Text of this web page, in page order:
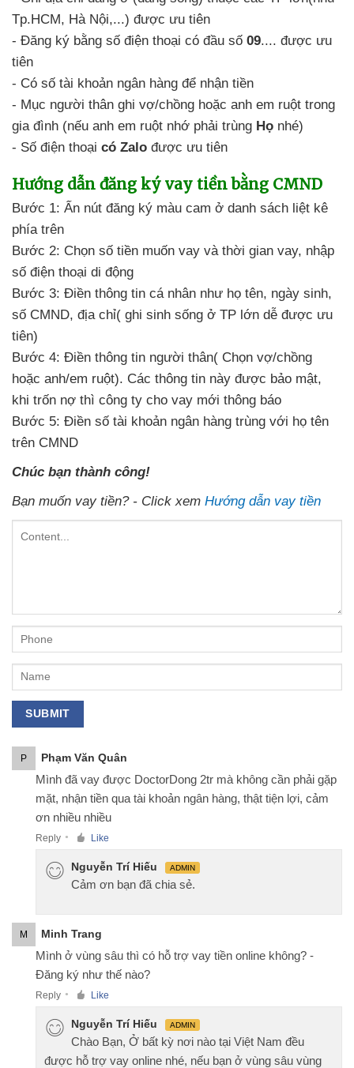
Tp.HCM, Hà Nội,...) được ưu tiên
- Đăng ký bằng số điện thoại có đầu số 09.... được ưu
tiên
- Có số tài khoản ngân hàng để nhận tiền
- Mục người thân ghi vợ/chồng hoặc anh em ruột trong
gia đình (nếu anh em ruột nhớ phải trùng Họ nhé)
- Số điện thoại có Zalo được ưu tiên
Hướng dẫn đăng ký vay tiền bằng CMND
Bước 1: Ấn nút đăng ký màu cam ở danh sách liệt kê
phía trên
Bước 2: Chọn số tiền muốn vay và thời gian vay, nhập
số điện thoại di động
Bước 3: Điền thông tin cá nhân như họ tên, ngày sinh,
số CMND, địa chỉ( ghi sinh sống ở TP lớn dễ được ưu
tiên)
Bước 4: Điền thông tin người thân( Chọn vợ/chồng
hoặc anh/em ruột). Các thông tin này được bảo mật,
khi trốn nợ thì công ty cho vay mới thông báo
Bước 5: Điền số tài khoản ngân hàng trùng với họ tên
trên CMND
Chúc bạn thành công!
Bạn muốn vay tiền? - Click xem Hướng dẫn vay tiền
P Phạm Văn Quân
Mình đã vay được DoctorDong 2tr mà không cần phải gặp
mặt, nhận tiền qua tài khoản ngân hàng, thật tiện lợi, cảm
ơn nhiều nhiều
Reply ● Like
Nguyễn Trí Hiếu ADMIN
Cảm ơn bạn đã chia sẻ.
M Minh Trang
Mình ở vùng sâu thì có hỗ trợ vay tiền online không? -
Đăng ký như thế nào?
Reply ● Like
Nguyễn Trí Hiếu ADMIN
Chào Bạn, Ở bất kỳ nơi nào tại Việt Nam đều
được hỗ trợ vay online nhé, nếu bạn ở vùng sâu vùng